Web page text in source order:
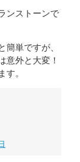
ンストーンで
単ですが、
意外と大変！
す。